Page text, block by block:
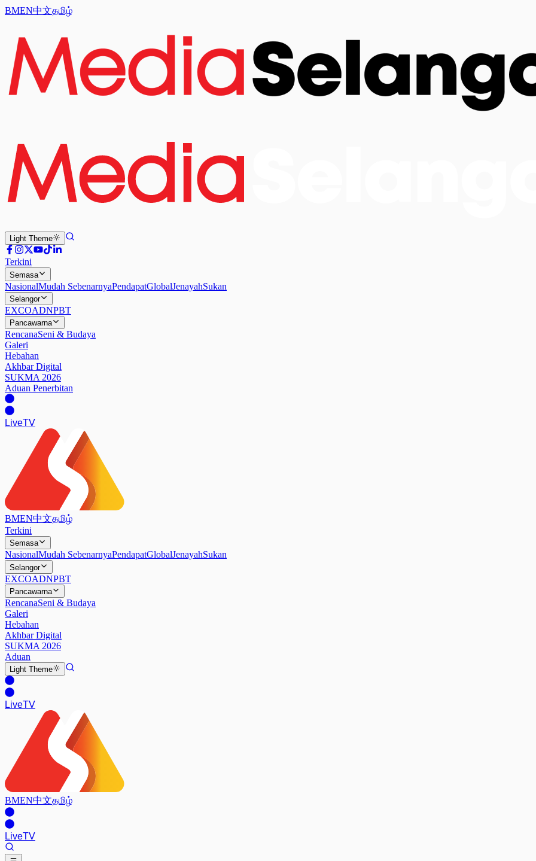
BMEN中文தமிழ்
Light Theme
Terkini
Semasa
NasionalMudah SebenarnyaPendapatGlobalJenayahSukan
Selangor
EXCOADNPBT
Pancawarna
RencanaSeni & Budaya
Galeri
Hebahan
Akhbar Digital
SUKMA 2026
Aduan Penerbitan
LiveTV
BMEN中文தமிழ்
Terkini
Semasa
NasionalMudah SebenarnyaPendapatGlobalJenayahSukan
Selangor
EXCOADNPBT
Pancawarna
RencanaSeni & Budaya
Galeri
Hebahan
Akhbar Digital
SUKMA 2026
Aduan
Light Theme
LiveTV
BMEN中文தமிழ்
LiveTV